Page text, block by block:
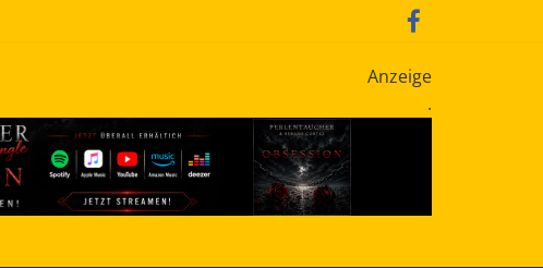
Anzeige
.